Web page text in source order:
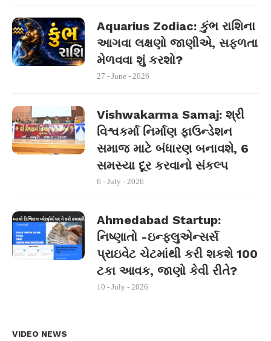
Aquarius Zodiac: કુંભ રાશિના
આગવા લક્ષણો જાણીએ, સફળતા
મેળવવા શું કરશો?
27 - June - 2026
Vishwakarma Samaj: શ્રી
વિશ્વકર્મા નિર્માણ ફાઉન્ડેશન
સમાજ માટે બંધારણ બનાવશે, 6
સમસ્યા દૂર કરવાનો સંકલ્પ
6 - July - 2026
Ahmedabad Startup:
નિષ્ણાતો -ઇન્ફ્લુએન્સર્સ
પ્રાઇવેટ ચેટમાંથી કરી શકશે 100
ટકા આવક, જાણો કેવી રીતે?
10 - July - 2026
VIDEO NEWS